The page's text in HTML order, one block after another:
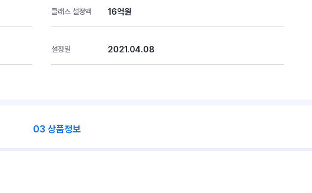
클래스 설정액 16억원
설정일 2021.04.08
03 상품정보